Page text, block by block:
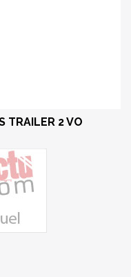
TRAILER 2 VO